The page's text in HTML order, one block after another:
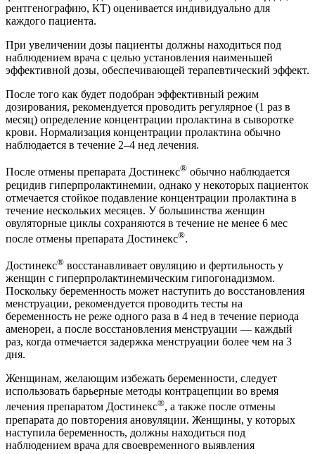
рентгенографию, КТ) оценивается индивидуально для
каждого пациента.
При увеличении дозы пациенты должны находиться под
наблюдением врача с целью установления наименьшей
эффективной дозы, обеспечивающей терапевтический эффект.
После того как будет подобран эффективный режим
дозирования, рекомендуется проводить регулярное (1 раз в
месяц) определение концентрации пролактина в сыворотке
крови. Нормализация концентрации пролактина обычно
наблюдается в течение 2–4 нед лечения.
После отмены препарата Достинекс® обычно наблюдается
рецидив гиперпролактинемии, однако у некоторых пациенток
отмечается стойкое подавление концентрации пролактина в
течение нескольких месяцев. У большинства женщин
овуляторные циклы сохраняются в течение не менее 6 мес
после отмены препарата Достинекс®.
Достинекс® восстанавливает овуляцию и фертильность у
женщин с гиперпролактинемическим гипогонадизмом.
Поскольку беременность может наступить до восстановления
менструации, рекомендуется проводить тесты на
беременность не реже одного раза в 4 нед в течение периода
аменореи, а после восстановления менструации — каждый
раз, когда отмечается задержка менструации более чем на 3
дня.
Женщинам, желающим избежать беременности, следует
использовать барьерные методы контрацепции во время
лечения препаратом Достинекс®, а также после отмены
препарата до повторения ановуляции. Женщины, у которых
наступила беременность, должны находиться под
наблюдением врача для своевременного выявления